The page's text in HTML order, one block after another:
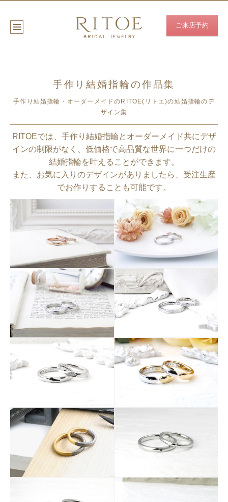
ご来店予約
手作り結婚指輪の作品集
手作り結婚指輪・オーダーメイドのRITOE(リトエ)の結婚指輪のデ
ザイン集
RITOEでは、手作り結婚指輪とオーダーメイド共にデザ
インの制限がなく、低価格で高品質な世界に一つだけの
結婚指輪を叶えることができます。
また、お気に入りのデザインがありましたら、受注生産
でお作りすることも可能です。